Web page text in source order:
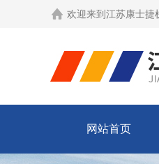
欢迎来到 江苏康士捷
网站首页